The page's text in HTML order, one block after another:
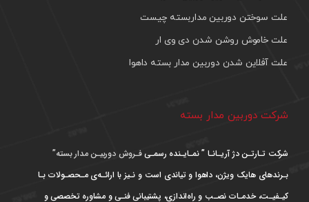
علت سوختن دوربین مداربسته چیست
علت خاموش روشن شدن دی وی ار
علت آفلاین شدن دوربین مدار بسته داهوا
شرکت دوربین مدار بسته
شرکت تـارتـن دژ آریـانـا ” نمـایـنده رسمـیفـروش دوربیـن مدار بسته”
بـرندهای هایک ویژن، داهوا و تیاندی است و نـیز با ارائـه‌ی مـحصـولات بـا
کیـفیـت، خدمـات نصـب و راه‌اندازی، پشتیبانی فنـی و مشاوره تخصصی و